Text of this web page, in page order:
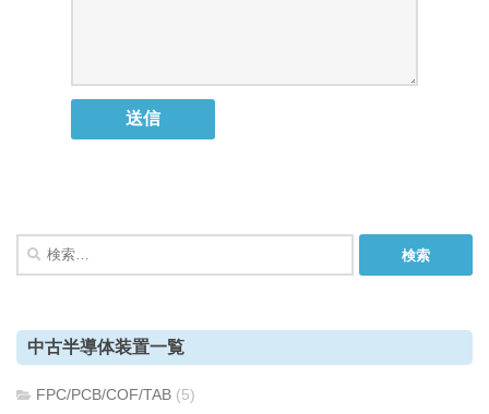
検
索:
中古半導体装置一覧
FPC/PCB/COF/TAB (5)